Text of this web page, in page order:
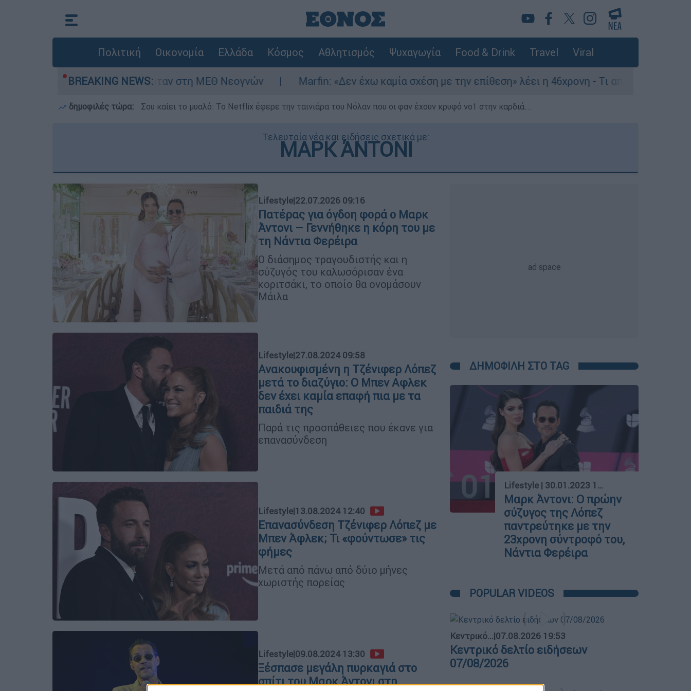
Πολιτική Οικονομία Ελλάδα Κόσμος Αθλητισμός Ψυχαγωγία Food & Drink Travel Viral
BREAKING NEWS:
- Νοσηλευόταν στη ΜΕΘ Νεογνών Marfin: «Δεν έχω καμία σχέση με την επίθεση» λέει η 46χρονη - Τι αποκάλυψε στους
δημοφιλές τώρα: Σου καίει το μυαλό: Το Netflix έφερε την ταινιάρα του Νόλαν που οι φαν έχουν κρυφό νο1 στην καρδιά...
Τελευταία νέα και ειδήσεις σχετικά με:
ΜΑΡΚ ΆΝΤΟΝΙ
Lifestyle|22.07.2026 09:16
Πατέρας για όγδοη φορά ο Μαρκ
Άντονι – Γεννήθηκε η κόρη του με
τη Νάντια Φερέιρα
Ο διάσημος τραγουδιστής και η
σύζυγός του καλωσόρισαν ένα
κοριτσάκι, το οποίο θα ονομάσουν
Μάιλα
Lifestyle|27.08.2024 09:58
Ανακουφισμένη η Τζένιφερ Λόπεζ
μετά το διαζύγιο: Ο Μπεν Αφλεκ
δεν έχει καμία επαφή πια με τα
παιδιά της
Παρά τις προσπάθειες που έκανε για
επανασύνδεση
Lifestyle|13.08.2024 12:40
Επανασύνδεση Τζένιφερ Λόπεζ με
Μπεν Άφλεκ; Τι «φούντωσε» τις
φήμες
Μετά από πάνω από δύιο μήνες
χωριστής πορείας
Lifestyle|09.08.2024 13:30
Ξέσπασε μεγάλη πυρκαγιά στο
σπίτι του Μαρκ Άντονι στη
ΔΗΜΟΦΙΛΗ ΣΤΟ TAG
01 Lifestyle | 30.01.2023 10:37
Μαρκ Άντονι: O πρώην
σύζυγος της Λόπεζ
παντρεύτηκε με την
23χρονη σύντροφό του,
Νάντια Φερέιρα
POPULAR VIDEOS
Κεντρικό...|07.08.2026 19:53
Κεντρικό δελτίο ειδήσεων
07/08/2026